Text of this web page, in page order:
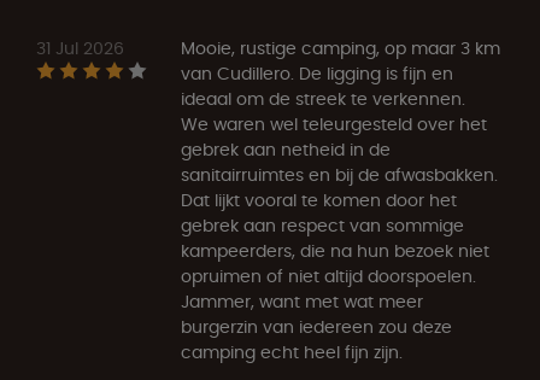
31 Jul 2026
Mooie, rustige camping, op maar 3 km
van Cudillero. De ligging is fijn en
ideaal om de streek te verkennen.
We waren wel teleurgesteld over het
gebrek aan netheid in de
sanitairruimtes en bij de afwasbakken.
Dat lijkt vooral te komen door het
gebrek aan respect van sommige
kampeerders, die na hun bezoek niet
opruimen of niet altijd doorspoelen.
Jammer, want met wat meer
burgerzin van iedereen zou deze
camping echt heel fijn zijn.